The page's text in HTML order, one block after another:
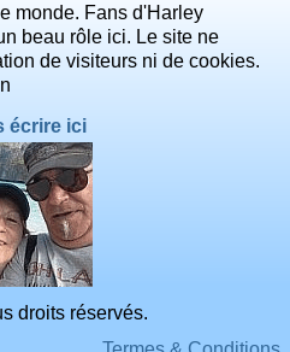
monde. Fans d'Harley
beau rôle ici. Le site ne
de visiteurs ni de cookies.
écrire ici
droits réservés.